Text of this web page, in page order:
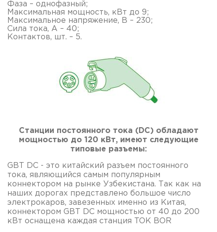
Фаза – однофазный;
Максимальная мощность, кВт до 9;
Максимальное напряжение, В – 230;
Сила тока, А – 40;
Контактов, шт. – 5.
Станции постоянного тока (DC) обладают
мощностью до 120 кВт, имеют следующие
типовые разъемы:
GBT DC - это китайский разъем постоянного
тока, являющийся самым популярным
коннектором на рынке Узбекистана. Так как на
наших дорогах представлено большое число
электрокаров, завезенных именно из Китая,
коннектором GBT DC мощностью от 40 до 200
кВт оснащена каждая станция TOK BOR